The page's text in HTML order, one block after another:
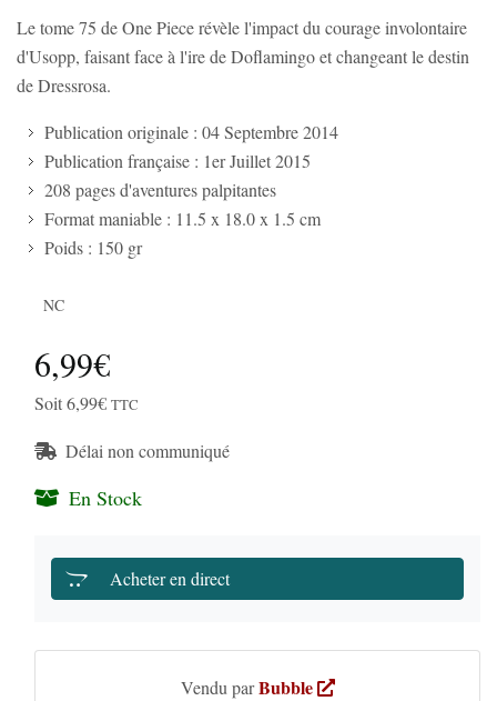
Le tome 75 de One Piece révèle l'impact du courage involontaire
d'Usopp, faisant face à l'ire de Doflamingo et changeant le destin
de Dressrosa.
Publication originale : 04 Septembre 2014
Publication française : 1er Juillet 2015
208 pages d'aventures palpitantes
Format maniable : 11.5 x 18.0 x 1.5 cm
Poids : 150 gr
NC
6,99€
Soit 6,99€ TTC
Délai non communiqué
En Stock
Acheter en direct
Vendu parBubble